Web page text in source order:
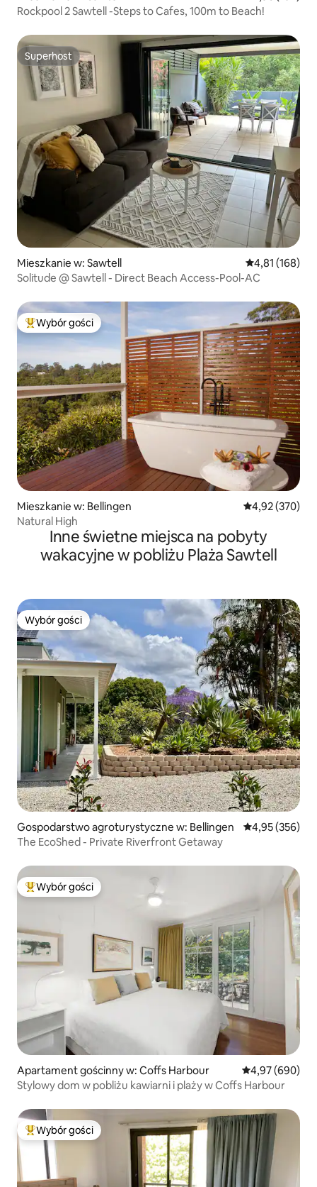
Rockpool 2 Sawtell -Steps to Cafes, 100m to Beach!
Superhost
Superhost
Mieszkanie w: Sawtell Średnia
4,81 (168)
Solitude @ Sawtell - Direct Beach Access-Pool-AC
Najpopularniejsze z kategorii Wybór gości
Wybór gości
Mieszkanie w: Bellingen Średnia
4,92 (370)
Natural High
Inne świetne miejsca na pobyty
wakacyjne w pobliżu Plaża Sawtell
Wybór gości
Wybór gości
Gospodarstwo agroturystyczne w: Bellingen Średnia
4,95 (356)
The EcoShed - Private Riverfront Getaway
Najpopularniejsze z kategorii Wybór gości
Wybór gości
Apartament gościnny w: Coffs Harbour Średnia
4,97 (690)
Stylowy dom w pobliżu kawiarni i plaży w Coffs Harbour
Najpopularniejsze z kategorii Wybór gości
Wybór gości